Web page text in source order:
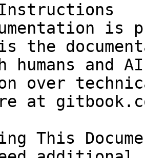
is
the
humans and
over
at
This